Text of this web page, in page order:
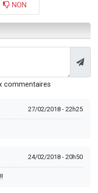
NON
commentaires
27/02/2018 - 22h25
24/02/2018 - 20h50